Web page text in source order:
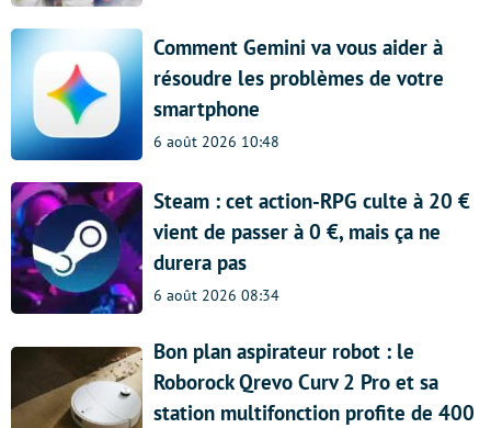
Comment Gemini va vous aider à
résoudre les problèmes de votre
smartphone
6 août 2026 10:48
Steam : cet action-RPG culte à 20 €
vient de passer à 0 €, mais ça ne
durera pas
6 août 2026 08:34
Bon plan aspirateur robot : le
Roborock Qrevo Curv 2 Pro et sa
station multifonction profite de 400